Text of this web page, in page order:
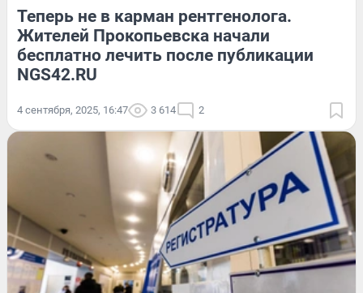
Теперь не в карман рентгенолога.
Жителей Прокопьевска начали
бесплатно лечить после публикации
NGS42.RU
4 сентября, 2025, 16:47 3 614 2